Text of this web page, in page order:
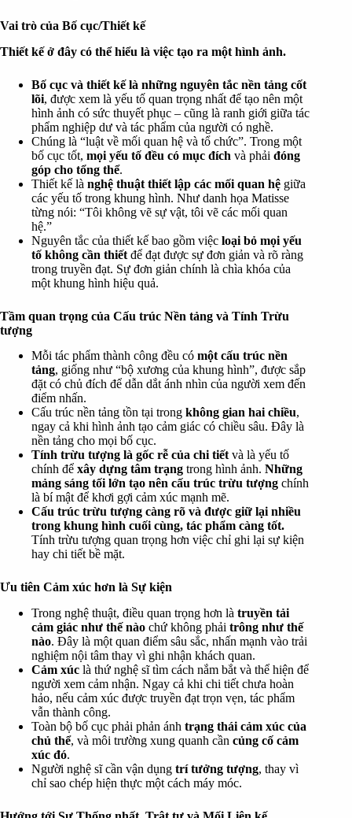
Vai trò của Bố cục/Thiết kế
Thiết kế ở đây có thể hiểu là việc tạo ra một hình ảnh.
Bố cục và thiết kế là những nguyên tắc nền tảng cốt
lõi, được xem là yếu tố quan trọng nhất để tạo nên một
hình ảnh có sức thuyết phục – cũng là ranh giới giữa tác
phẩm nghiệp dư và tác phẩm của người có nghề.
Chúng là “luật về mối quan hệ và tổ chức”. Trong một
bố cục tốt, mọi yếu tố đều có mục đích và phải đóng
góp cho tổng thể.
Thiết kế là nghệ thuật thiết lập các mối quan hệ giữa
các yếu tố trong khung hình. Như danh họa Matisse
từng nói: “Tôi không vẽ sự vật, tôi vẽ các mối quan
hệ.”
Nguyên tắc của thiết kế bao gồm việc loại bỏ mọi yếu
tố không cần thiết để đạt được sự đơn giản và rõ ràng
trong truyền đạt. Sự đơn giản chính là chìa khóa của
một khung hình hiệu quả.
Tầm quan trọng của Cấu trúc Nền tảng và Tính Trừu
tượng
Mỗi tác phẩm thành công đều có một cấu trúc nền
tảng, giống như “bộ xương của khung hình”, được sắp
đặt có chủ đích để dẫn dắt ánh nhìn của người xem đến
điểm nhấn.
Cấu trúc nền tảng tồn tại trong không gian hai chiều,
ngay cả khi hình ảnh tạo cảm giác có chiều sâu. Đây là
nền tảng cho mọi bố cục.
Tính trừu tượng là gốc rễ của chi tiết và là yếu tố
chính để xây dựng tâm trạng trong hình ảnh. Những
mảng sáng tối lớn tạo nên cấu trúc trừu tượng chính
là bí mật để khơi gợi cảm xúc mạnh mẽ.
Cấu trúc trừu tượng càng rõ và được giữ lại nhiều
trong khung hình cuối cùng, tác phẩm càng tốt.
Tính trừu tượng quan trọng hơn việc chỉ ghi lại sự kiện
hay chi tiết bề mặt.
Ưu tiên Cảm xúc hơn là Sự kiện
Trong nghệ thuật, điều quan trọng hơn là truyền tải
cảm giác như thế nào chứ không phải trông như thế
nào. Đây là một quan điểm sâu sắc, nhấn mạnh vào trải
nghiệm nội tâm thay vì ghi nhận khách quan.
Cảm xúc là thứ nghệ sĩ tìm cách nắm bắt và thể hiện để
người xem cảm nhận. Ngay cả khi chi tiết chưa hoàn
hảo, nếu cảm xúc được truyền đạt trọn vẹn, tác phẩm
vẫn thành công.
Toàn bộ bố cục phải phản ánh trạng thái cảm xúc của
chủ thể, và môi trường xung quanh cần củng cố cảm
xúc đó.
Người nghệ sĩ cần vận dụng trí tưởng tượng, thay vì
chỉ sao chép hiện thực một cách máy móc.